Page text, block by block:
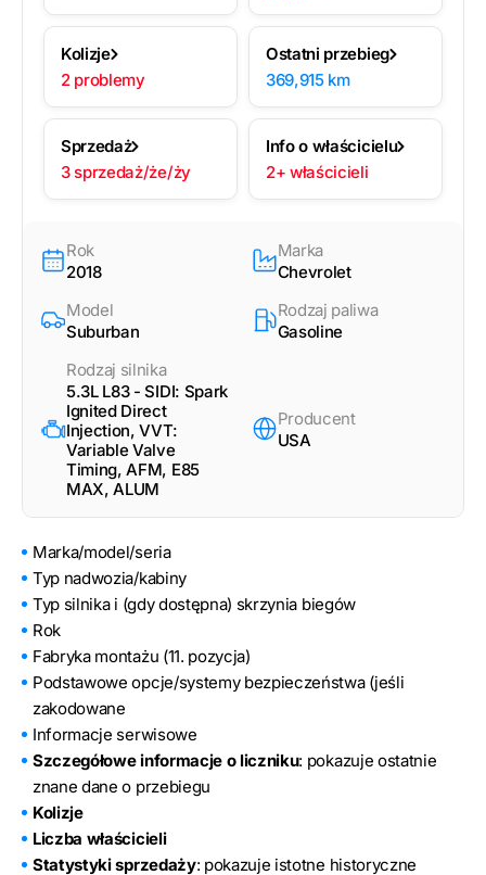
Kolizje
2 problemy
Ostatni przebieg
369,915 km
Sprzedaż
3 sprzedaż/że/ży
Info o właścicielu
2+ właścicieli
Rok
2018
Marka
Chevrolet
Model
Suburban
Rodzaj paliwa
Gasoline
Rodzaj silnika
5.3L L83 - SIDI: Spark
Ignited Direct
Injection, VVT:
Variable Valve
Timing, AFM, E85
MAX, ALUM
Producent
USA
Marka/model/seria
Typ nadwozia/kabiny
Typ silnika i (gdy dostępna) skrzynia biegów
Rok
Fabryka montażu (11. pozycja)
Podstawowe opcje/systemy bezpieczeństwa (jeśli
zakodowane
Informacje serwisowe
Szczegółowe informacje o liczniku: pokazuje ostatnie
znane dane o przebiegu
Kolizje
Liczba właścicieli
Statystyki sprzedaży: pokazuje istotne historyczne